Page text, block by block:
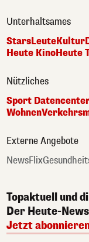
Unterhaltsames
StarsLeuteKultur
Heute KinoHeute
Nützliches
Sport
Wohnen
Externe Angebote
NewsFlix
Topaktuell und
Der Heute-
Jetzt